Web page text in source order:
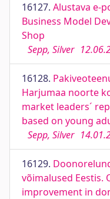
16127. Alustava e-
Business Model
Shop
Sepp, Silver
16128.
Harjumaa noorte
market leaders´
based on young
Sepp, Silver
16129.
võimalused
improvement in